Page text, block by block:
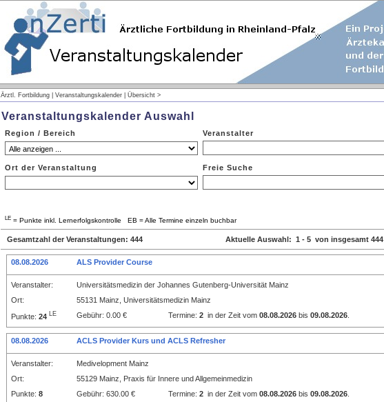
Ärztl. Fortbildung | Veranstaltungskalender | Übersicht >
Veranstaltungskalender Auswahl
Region / Bereich Veranstalter
Ort der Veranstaltung Freie Suche
LE = Punkte inkl. Lernerfolgskontrolle EB = Alle Termine einzeln buchbar
Gesamtzahl der Veranstaltungen: 444 Aktuelle Auswahl: 1 - 5 von insgesamt 444
08.08.2026 ALS Provider Course
Veranstalter: Universitätsmedizin der Johannes Gutenberg-Universität Mainz
Ort:
55131 Mainz, Universitätsmedizin Mainz
Punkte: 24 LE Gebühr: 0.00 € Termine: 2 in der Zeit vom 08.08.2026 bis 09.08.2026
08.08.2026 ACLS Provider Kurs und ACLS Refresher
Veranstalter: Medivelopment Mainz
Ort:
55129 Mainz, Praxis für Innere und Allgemeinmedizin
Punkte: 8 Gebühr: 630.00 € Termine: 2 in der Zeit vom 08.08.2026 bis 09.08.2026